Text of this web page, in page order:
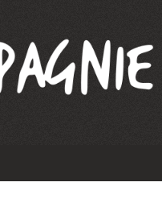
Compagnie